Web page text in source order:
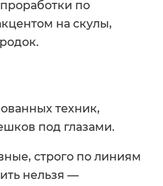
по
на скулы,
техник,
под глазами.
строго по линиям
нельзя —